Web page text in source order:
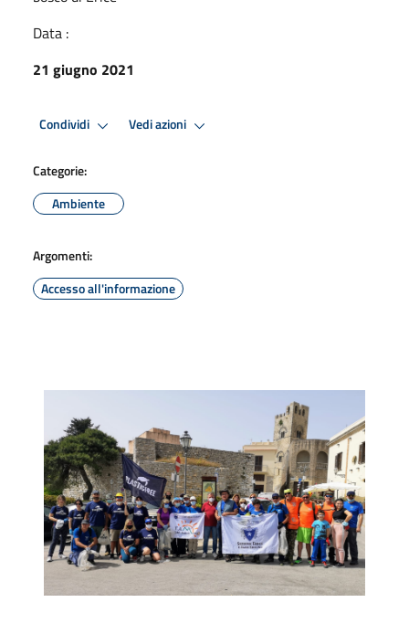
Data :
21 giugno 2021
Condividi Vedi azioni
Categorie:
Ambiente
Argomenti:
Accesso all'informazione